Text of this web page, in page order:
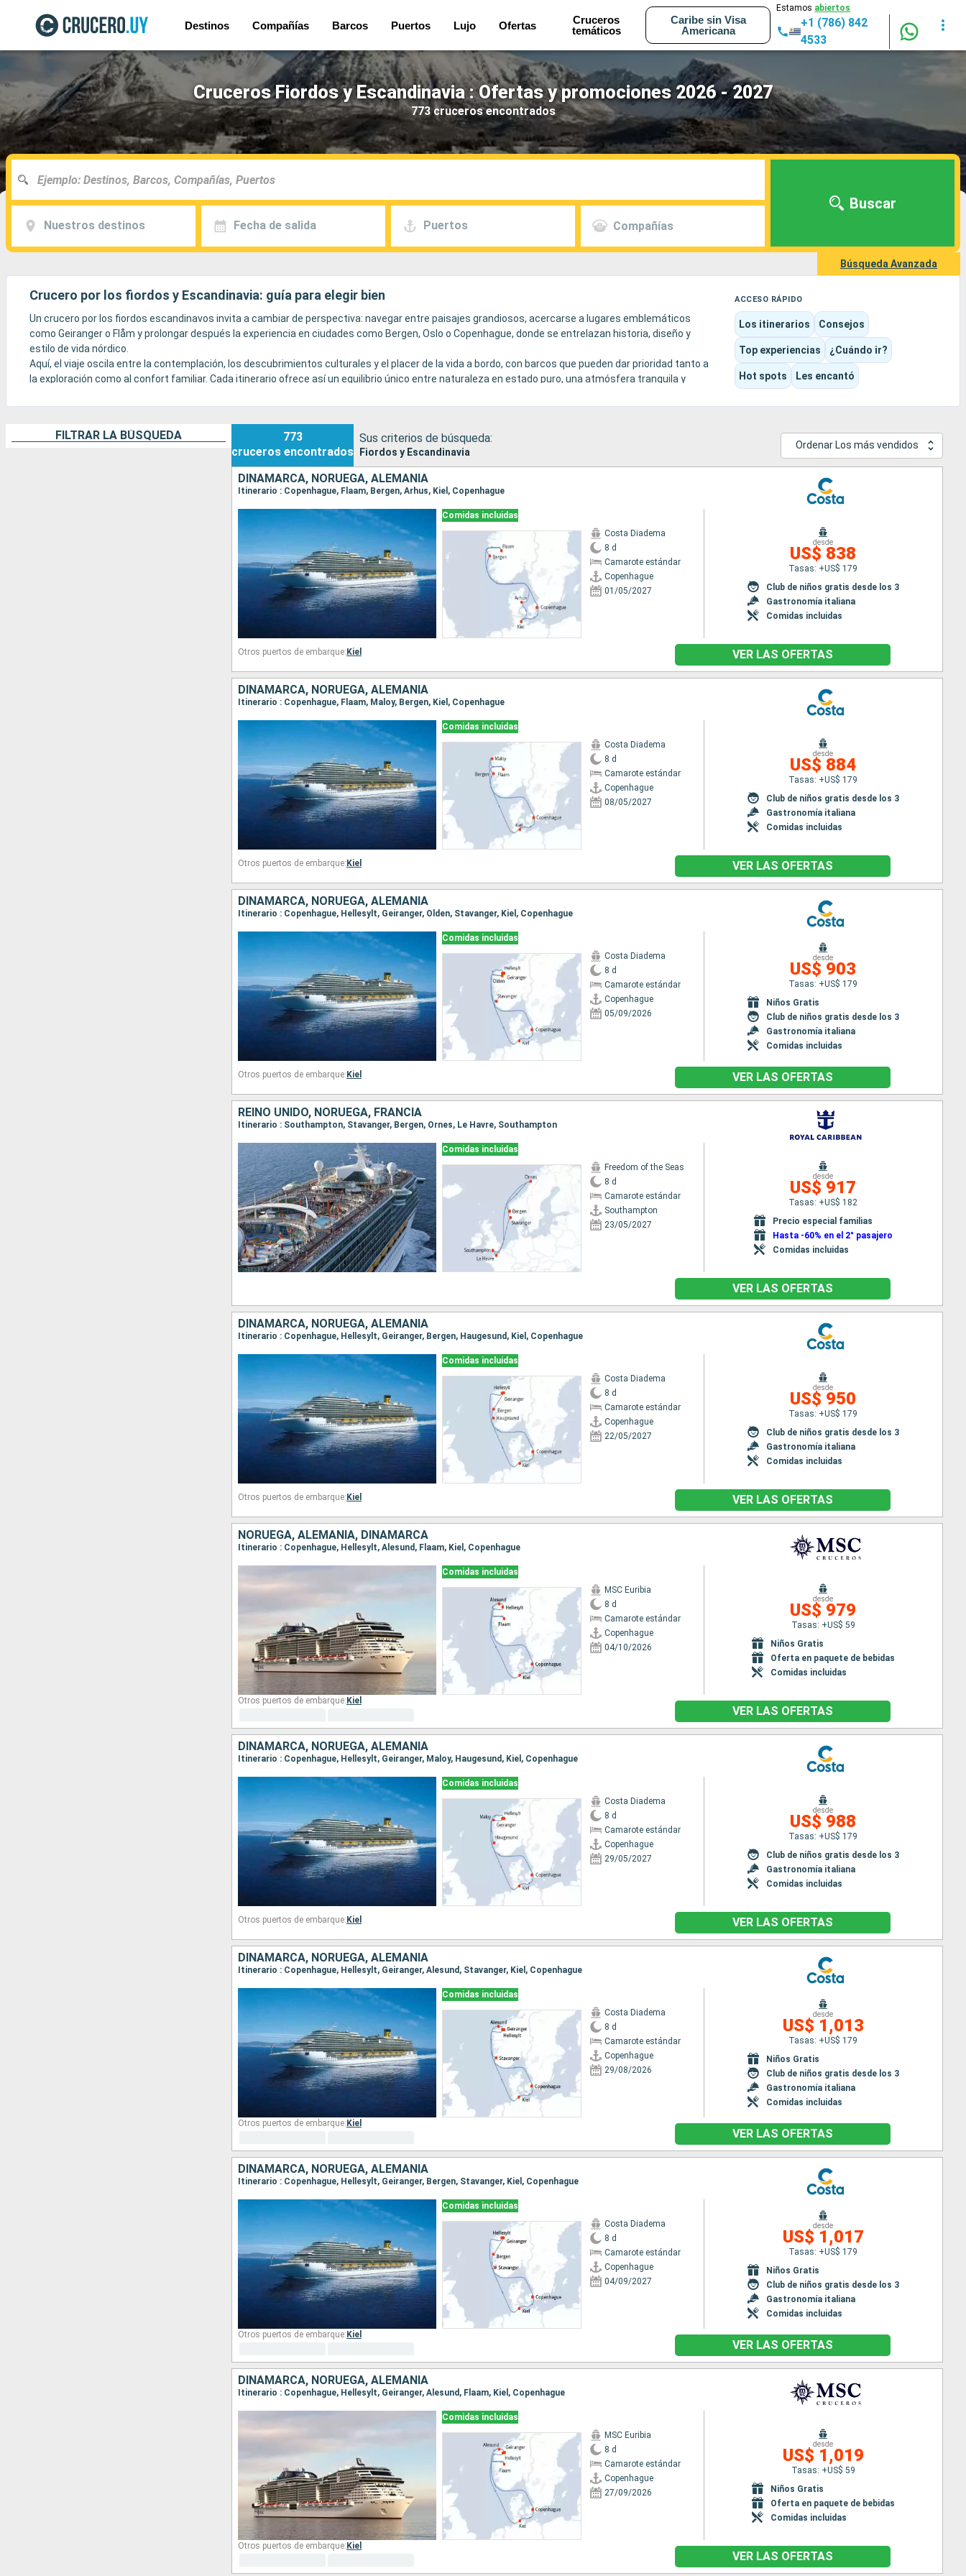
Destinos Compañías Barcos Puertos Lujo Ofertas
Cruceros
temáticos
Caribe sin Visa
Americana
Estamos abiertos
+1 (786) 842
4533
Cruceros Fiordos y Escandinavia : Ofertas y promociones 2026 - 2027
773 cruceros encontrados
Nuestros destinos Fecha de salida Puertos Compañías
Buscar
Búsqueda Avanzada
Crucero por los fiordos y Escandinavia: guía para elegir bien
Un crucero por los fiordos escandinavos invita a cambiar de perspectiva: navegar entre paisajes grandiosos, acercarse a lugares emblemáticos
como Geiranger o Flåm y prolongar después la experiencia en ciudades como Bergen, Oslo o Copenhague, donde se entrelazan historia, diseño y
estilo de vida nórdico.
Aquí, el viaje oscila entre la contemplación, los descubrimientos culturales y el placer de la vida a bordo, con barcos que pueden dar prioridad tanto a
la exploración como al confort familiar. Cada itinerario ofrece así un equilibrio único entre naturaleza en estado puro, una atmósfera tranquila y
ACCESO RÁPIDO
Los itinerarios Consejos
Top experiencias ¿Cuándo ir?
Hot spots Les encantó
FILTRAR LA BÚSQUEDA
773
cruceros encontrados
Sus criterios de búsqueda:
Fiordos y Escandinavia
Ordenar Los más vendidos
DINAMARCA, NORUEGA, ALEMANIA
Itinerario : Copenhague, Flaam, Bergen, Arhus, Kiel, Copenhague
Comidas incluidas
Costa Diadema
8 d
Camarote estándar
Copenhague
01/05/2027
desde
US$ 838
Tasas: +US$ 179
Club de niños gratis desde los 3
Gastronomía italiana
Comidas incluidas
Otros puertos de embarque: Kiel VER LAS OFERTAS
DINAMARCA, NORUEGA, ALEMANIA
Itinerario : Copenhague, Flaam, Maloy, Bergen, Kiel, Copenhague
Comidas incluidas
Costa Diadema
8 d
Camarote estándar
Copenhague
08/05/2027
desde
US$ 884
Tasas: +US$ 179
Club de niños gratis desde los 3
Gastronomía italiana
Comidas incluidas
Otros puertos de embarque: Kiel VER LAS OFERTAS
DINAMARCA, NORUEGA, ALEMANIA
Itinerario : Copenhague, Hellesylt, Geiranger, Olden, Stavanger, Kiel, Copenhague
Comidas incluidas
Costa Diadema
8 d
Camarote estándar
Copenhague
05/09/2026
desde
US$ 903
Tasas: +US$ 179
Niños Gratis
Club de niños gratis desde los 3
Gastronomía italiana
Comidas incluidas
Otros puertos de embarque: Kiel VER LAS OFERTAS
REINO UNIDO, NORUEGA, FRANCIA
Itinerario : Southampton, Stavanger, Bergen, Ornes, Le Havre, Southampton
Comidas incluidas
Freedom of the Seas
8 d
Camarote estándar
Southampton
23/05/2027
desde
US$ 917
Tasas: +US$ 182
Precio especial familias
Hasta -60% en el 2° pasajero
Comidas incluidas
VER LAS OFERTAS
DINAMARCA, NORUEGA, ALEMANIA
Itinerario : Copenhague, Hellesylt, Geiranger, Bergen, Haugesund, Kiel, Copenhague
Comidas incluidas
Costa Diadema
8 d
Camarote estándar
Copenhague
22/05/2027
desde
US$ 950
Tasas: +US$ 179
Club de niños gratis desde los 3
Gastronomía italiana
Comidas incluidas
Otros puertos de embarque: Kiel VER LAS OFERTAS
NORUEGA, ALEMANIA, DINAMARCA
Itinerario : Copenhague, Hellesylt, Alesund, Flaam, Kiel, Copenhague
Comidas incluidas
MSC Euribia
8 d
Camarote estándar
Copenhague
04/10/2026
desde
US$ 979
Tasas: +US$ 59
Niños Gratis
Oferta en paquete de bebidas
Comidas incluidas
Otros puertos de embarque: Kiel
VER LAS OFERTAS
DINAMARCA, NORUEGA, ALEMANIA
Itinerario : Copenhague, Hellesylt, Geiranger, Maloy, Haugesund, Kiel, Copenhague
Comidas incluidas
Costa Diadema
8 d
Camarote estándar
Copenhague
29/05/2027
desde
US$ 988
Tasas: +US$ 179
Club de niños gratis desde los 3
Gastronomía italiana
Comidas incluidas
Otros puertos de embarque: Kiel VER LAS OFERTAS
DINAMARCA, NORUEGA, ALEMANIA
Itinerario : Copenhague, Hellesylt, Geiranger, Alesund, Stavanger, Kiel, Copenhague
Comidas incluidas
Costa Diadema
8 d
Camarote estándar
Copenhague
29/08/2026
desde
US$ 1,013
Tasas: +US$ 179
Niños Gratis
Club de niños gratis desde los 3
Gastronomía italiana
Comidas incluidas
Otros puertos de embarque: Kiel
VER LAS OFERTAS
DINAMARCA, NORUEGA, ALEMANIA
Itinerario : Copenhague, Hellesylt, Geiranger, Bergen, Stavanger, Kiel, Copenhague
Comidas incluidas
Costa Diadema
8 d
Camarote estándar
Copenhague
04/09/2027
desde
US$ 1,017
Tasas: +US$ 179
Niños Gratis
Club de niños gratis desde los 3
Gastronomía italiana
Comidas incluidas
Otros puertos de embarque: Kiel
VER LAS OFERTAS
DINAMARCA, NORUEGA, ALEMANIA
Itinerario : Copenhague, Hellesylt, Geiranger, Alesund, Flaam, Kiel, Copenhague
Comidas incluidas
MSC Euribia
8 d
Camarote estándar
Copenhague
27/09/2026
desde
US$ 1,019
Tasas: +US$ 59
Niños Gratis
Oferta en paquete de bebidas
Comidas incluidas
Otros puertos de embarque: Kiel
VER LAS OFERTAS